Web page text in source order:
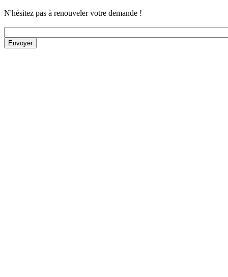
N'hésitez pas à renouveler votre demande !